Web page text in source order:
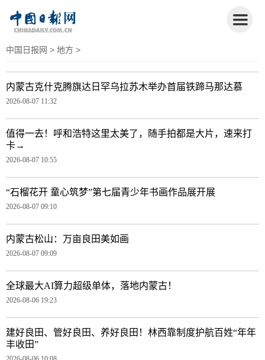
中国日报网 > 地方 >
内蒙古克什克腾旗达日罕乌拉苏木举办首届铁蹄马那达慕
2026-08-07 11:32
值得一去！呼和浩特这里太美了，随手拍都是大片，速来打
卡→
2026-08-07 10:55
“石榴花开 童心筑梦”第七届青少年书画作品展开展
2026-08-07 09:10
内蒙古松山：万亩良田美如画
2026-08-07 09:09
全球最大AI算力超级单体，落地内蒙古！
2026-08-06 19:23
建好良田、管好良田、养好良田！林西靠制度护航百姓“年年
丰收田”